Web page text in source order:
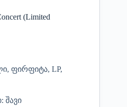
(Limited
ფირფიტა, LP,
შავი